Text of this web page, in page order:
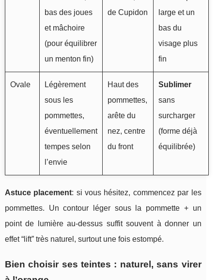
bas des joues
et mâchoire
(pour équilibrer
un menton fin)
de Cupidon
large et un
bas du
visage plus
fin
Ovale
Légèrement
sous les
pommettes,
éventuellement
tempes selon
l’envie
Haut des
pommettes,
arête du
nez, centre
du front
Sublimer
sans
surcharger
(forme déjà
équilibrée)
Astuce placement: si vous hésitez, commencez par les
pommettes. Un contour léger sous la pommette + un
point de lumière au-dessus suffit souvent à donner un
effet “lift” très naturel, surtout une fois estompé.
Bien choisir ses teintes : naturel, sans virer